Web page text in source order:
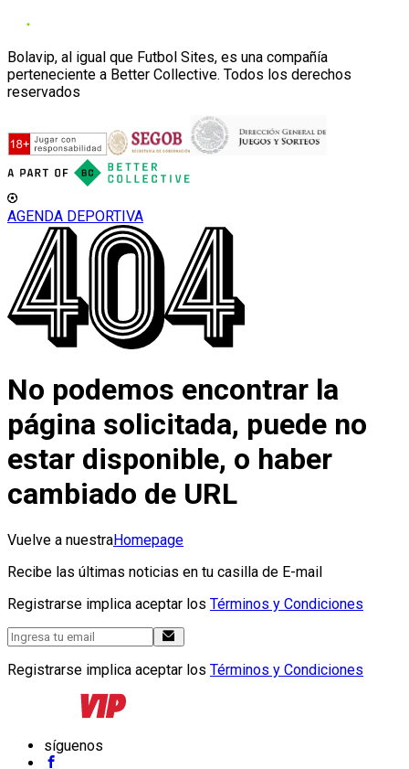
Bolavip, al igual que Futbol Sites, es una compañía
perteneciente a Better Collective. Todos los derechos
reservados
AGENDA DEPORTIVA
No podemos encontrar la
página solicitada, puede no
estar disponible, o haber
cambiado de URL
Vuelve a nuestraHomepage
Recibe las últimas noticias en tu casilla de E-mail
Registrarse implica aceptar los Términos y Condiciones
Registrarse implica aceptar los Términos y Condiciones
síguenos